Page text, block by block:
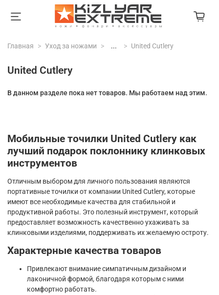
Главная Уход за ножами ... United Cutlery
United Cutlery
В данном разделе пока нет товаров. Мы работаем над этим.
Мобильные точилки United Cutlery как
лучший подарок поклоннику клинковых
инструментов
Отличным выбором для личного пользования являются
портативные точилки от компании United Cutlery, которые
имеют все необходимые качества для стабильной и
продуктивной работы. Это полезный инструмент, который
предоставляет возможность качественно ухаживать за
клинковыми изделиями, поддерживать их желаемую остроту.
Характерные качества товаров
Привлекают внимание симпатичным дизайном и
лаконичной формой, благодаря которым с ними
комфортно работать.